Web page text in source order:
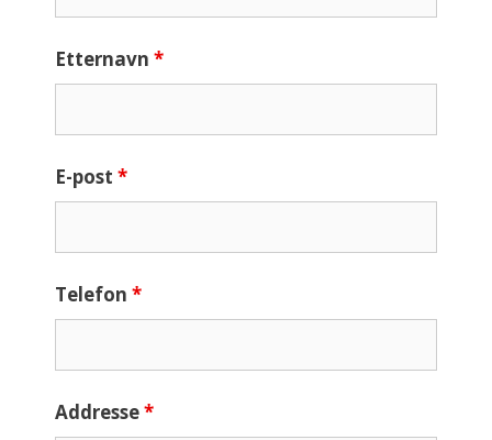
Etternavn *
E-post *
Telefon *
Addresse*